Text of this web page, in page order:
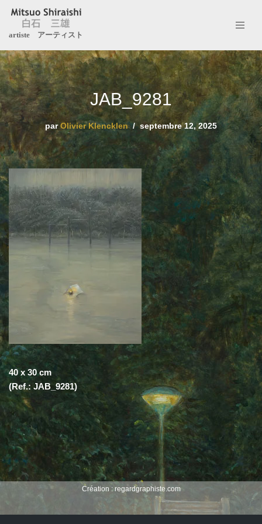
Aller
contenu
artiste アーティスト
JAB_9281
par Olivier Klencklen septembre 12, 2025
40 x 30 cm
(Ref.: JAB_9281)
Création : regardgraphiste.com